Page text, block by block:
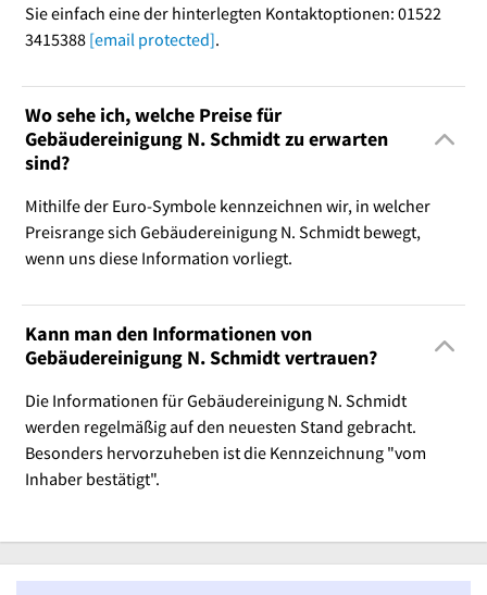
Sie einfach eine der hinterlegten Kontaktoptionen: 01522
3415388 [email protected].
Wo sehe ich, welche Preise für
Gebäudereinigung N. Schmidt zu erwarten
sind?
Mithilfe der Euro-Symbole kennzeichnen wir, in welcher
Preisrange sich Gebäudereinigung N. Schmidt bewegt,
wenn uns diese Information vorliegt.
Kann man den Informationen von
Gebäudereinigung N. Schmidt vertrauen?
Die Informationen für Gebäudereinigung N. Schmidt
werden regelmäßig auf den neuesten Stand gebracht.
Besonders hervorzuheben ist die Kennzeichnung "vom
Inhaber bestätigt".